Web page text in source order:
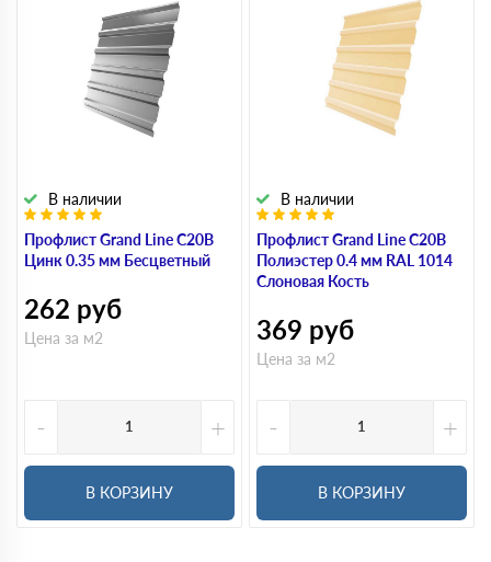
Профлист Grand Line С20В
Цинк 0.35 мм Бесцветный
В наличии
262 руб
Цена за м2
- +
В КОРЗИНУ
Профлист Grand Line С20В
Полиэстер 0.4 мм RAL 1014
Слоновая Кость
В наличии
369 руб
Цена за м2
- +
В КОРЗИНУ